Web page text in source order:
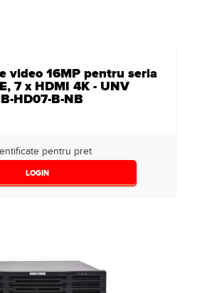
video 16MP pentru seria
7 x HDMI 4K - UNV
HD07-B-NB
pentru pret
LOGIN